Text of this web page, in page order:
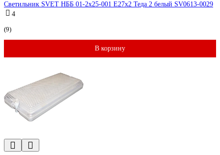
Светильник SVET НББ 01-2х25-001 Е27х2 Теда 2 белый SV0613-0029
4
(9)
В корзину